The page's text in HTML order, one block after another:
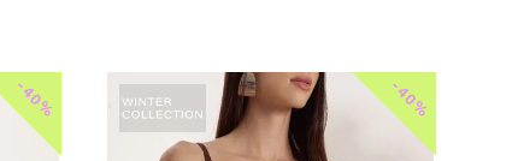
-
40% -
40%